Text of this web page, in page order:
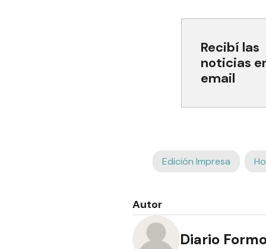
Recibí las
noticias
email
Edición Impresa
Autor
Diario